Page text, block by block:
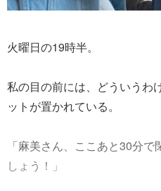
火曜日の19時半。
私の目の前には、どういうわ
ットが置かれている。
「麻美さん、ここあと30分
しょう！」